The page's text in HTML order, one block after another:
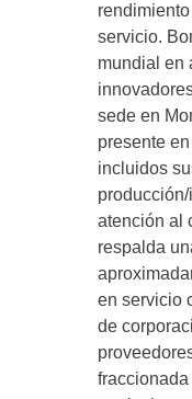
servicio.
mundial en
sede en
presente
incluidos
atención al
respalda
en servicio
de